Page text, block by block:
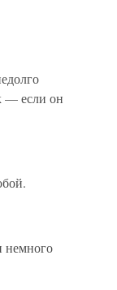
— если он
немного